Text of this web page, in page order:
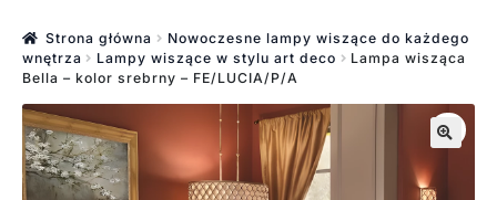
nawigacji
treści Strona główna
Nowoczesne lampy wiszące do każdego
wnętrza
Lampy wiszące w stylu art deco
Lampa wisząca
Bella – kolor srebrny – FE/LUCIA/P/A